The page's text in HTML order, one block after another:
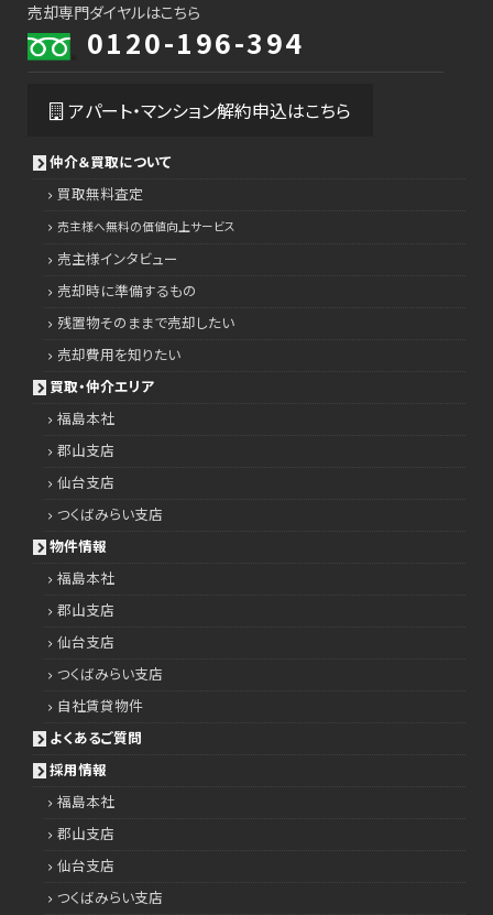
売却専門ダイヤルはこちら
0120-196-394
アパート・マンション解約申込はこちら
仲介＆買取について
買取無料査定
売主様へ無料の価値向上サービス
売主様インタビュー
売却時に準備するもの
残置物そのままで売却したい
売却費用を知りたい
買取・仲介エリア
福島本社
郡山支店
仙台支店
つくばみらい支店
物件情報
福島本社
郡山支店
仙台支店
つくばみらい支店
自社賃貸物件
よくあるご質問
採用情報
福島本社
郡山支店
仙台支店
つくばみらい支店